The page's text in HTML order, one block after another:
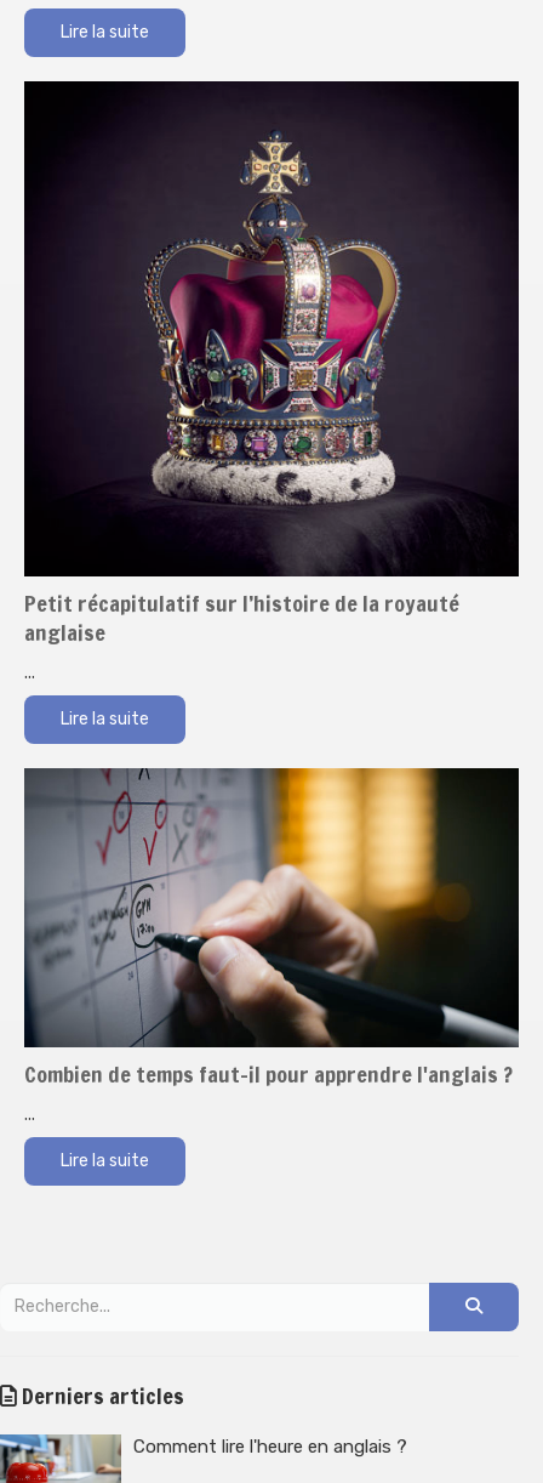
Lire la suite
Petit récapitulatif sur l’histoire de la royauté
anglaise
...
Lire la suite
Combien de temps faut-il pour apprendre l'anglais ?
...
Lire la suite
Derniers articles
Comment lire l'heure en anglais ?